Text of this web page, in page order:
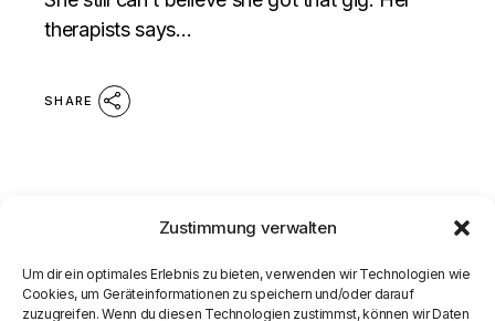
Zustimmung verwalten
Um dir ein optimales Erlebnis zu bieten, verwenden wir Technologien wie
Cookies, um Geräteinformationen zu speichern und/oder darauf
zuzugreifen. Wenn du diesen Technologien zustimmst, können wir Daten
therapists says…
SHARE